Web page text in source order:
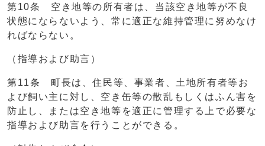
第10条 空き地等の所有者は、当該空き地等が不良
状態にならないよう、常に適正な維持管理に努めなけ
ればならない。
（指導および助言）
第11条 町長は、住民等、事業者、土地所有者等お
よび飼い主に対し、空き缶等の散乱もしくはふん害を
防止し、または空き地等を適正に管理する上で必要な
指導および助言を行うことができる。